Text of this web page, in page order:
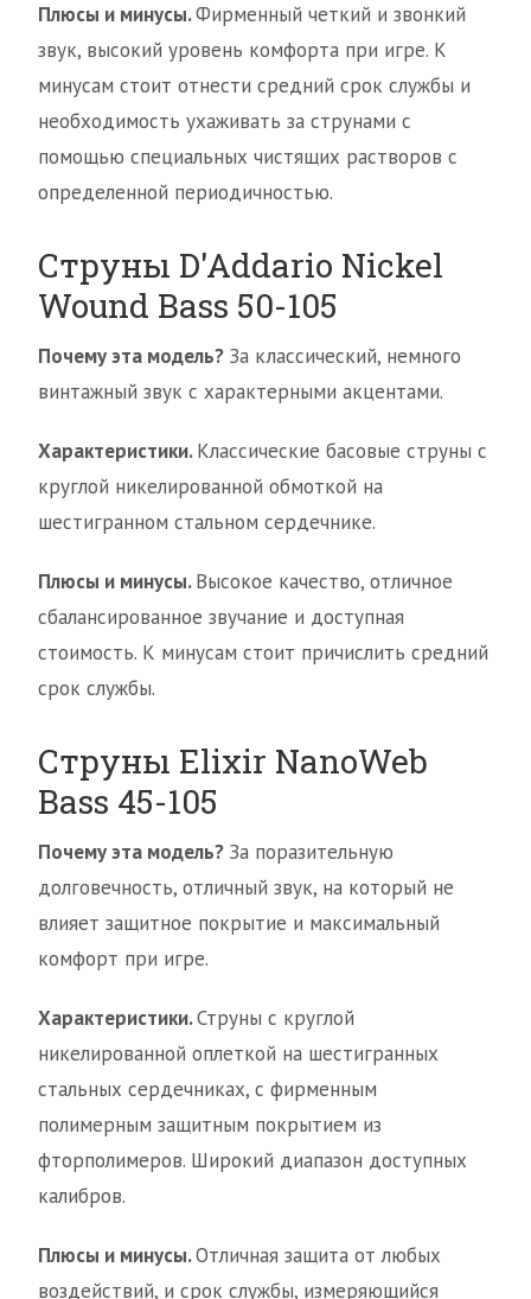
Плюсы и минусы.Фирменный четкий и звонкий
звук, высокий уровень комфорта при игре. К
минусам стоит отнести средний срок службы и
необходимость ухаживать за струнами с
помощью специальных чистящих растворов с
определенной периодичностью.
Струны D'Addario Nickel
Wound Bass 50-105
Почему эта модель? За классический, немного
винтажный звук с характерными акцентами.
Характеристики.Классические басовые струны с
круглой никелированной обмоткой на
шестигранном стальном сердечнике.
Плюсы и минусы.Высокое качество, отличное
сбалансированное звучание и доступная
стоимость. К минусам стоит причислить средний
срок службы.
Струны Elixir NanoWeb
Bass 45-105
Почему эта модель? За поразительную
долговечность, отличный звук, на который не
влияет защитное покрытие и максимальный
комфорт при игре.
Характеристики.Струны с круглой
никелированной оплеткой на шестигранных
стальных сердечниках, с фирменным
полимерным защитным покрытием из
фторполимеров. Широкий диапазон доступных
калибров.
Плюсы и минусы.Отличная защита от любых
воздействий, и срок службы, измеряющийся